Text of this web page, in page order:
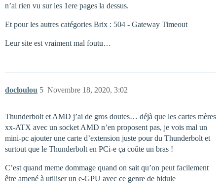
n’ai rien vu sur les 1ere pages la dessus.
Et pour les autres catégories Brix : 504 - Gateway Timeout
Leur site est vraiment mal foutu…
docloulou Novembre 18, 2020, 3:02
5
Thunderbolt et AMD j’ai de gros doutes… déjà que les cartes mères
xx-ATX avec un socket AMD n’en proposent pas, je vois mal un
mini-pc ajouter une carte d’extension juste pour du Thunderbolt et
surtout que le Thunderbolt en PCi-e ça coûte un bras !
C’est quand meme dommage quand on sait qu’on peut facilement
être amené à utiliser un e-GPU avec ce genre de bidule